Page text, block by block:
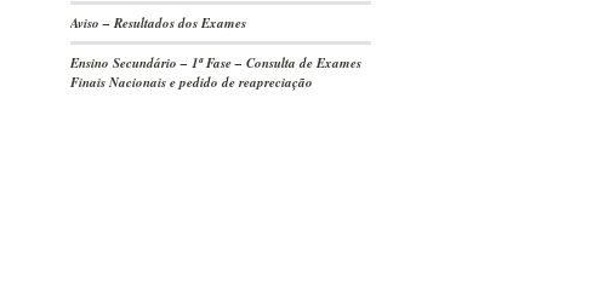
BE-
Aviso – Resultados dos Exames
Ensino Secundário – 1ª Fase – Consulta de Exames
Finais Nacionais e pedido de reapreciação